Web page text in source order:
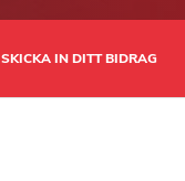
SKICKA IN DITT BIDRAG